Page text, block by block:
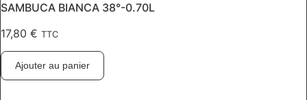
SAMBUCA BIANCA 38°-0.70L
17,80 € TTC
Ajouter au panier